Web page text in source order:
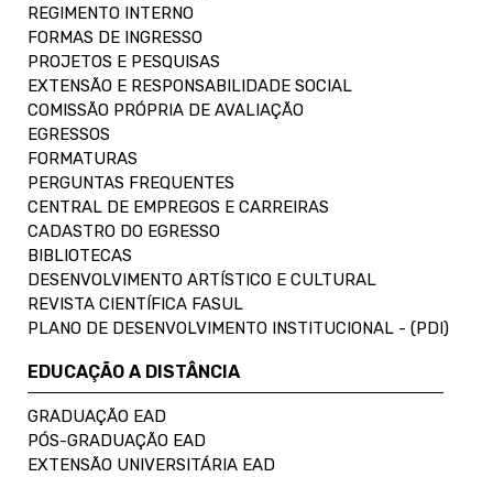
REGIMENTO INTERNO
FORMAS DE INGRESSO
PROJETOS E PESQUISAS
EXTENSÃO E RESPONSABILIDADE SOCIAL
COMISSÃO PRÓPRIA DE AVALIAÇÃO
EGRESSOS
FORMATURAS
PERGUNTAS FREQUENTES
CENTRAL DE EMPREGOS E CARREIRAS
CADASTRO DO EGRESSO
BIBLIOTECAS
DESENVOLVIMENTO ARTÍSTICO E CULTURAL
REVISTA CIENTÍFICA FASUL
PLANO DE DESENVOLVIMENTO INSTITUCIONAL - (PDI)
EDUCAÇÃO A DISTÂNCIA
GRADUAÇÃO EAD
PÓS-GRADUAÇÃO EAD
EXTENSÃO UNIVERSITÁRIA EAD